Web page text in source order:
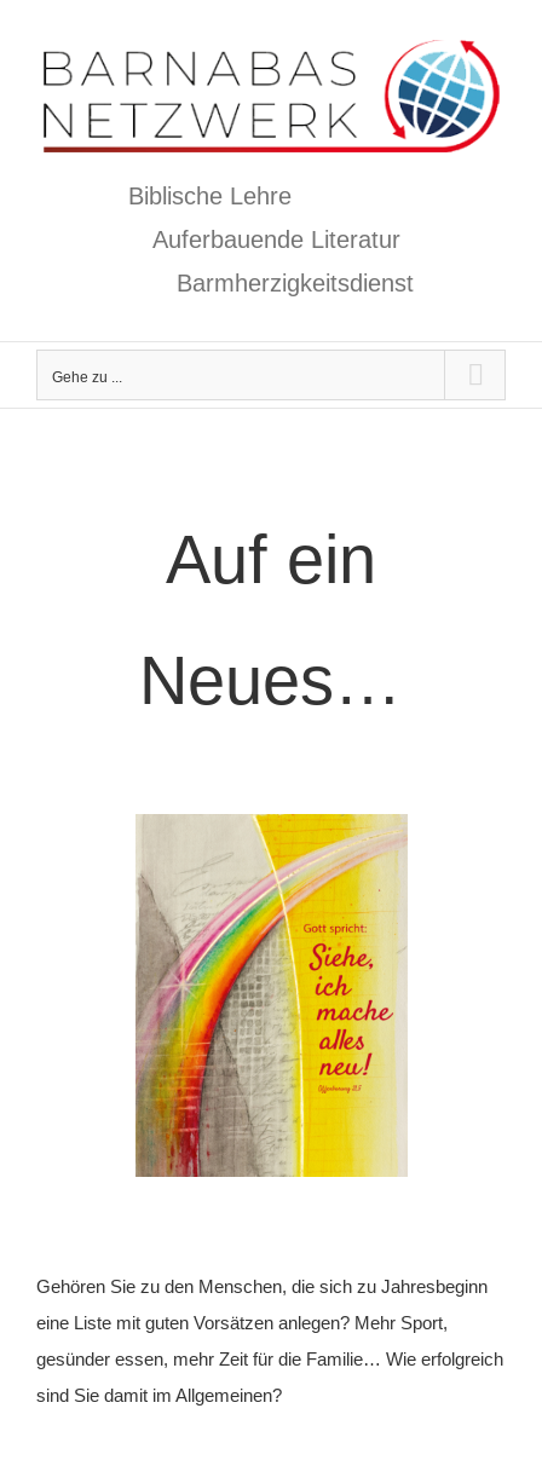
springen
Biblische Lehre
Auferbauende Literatur
Barmherzigkeitsdienst
Gehe zu ...
Auf ein
Neues…
Gehören Sie zu den Menschen, die sich zu Jahresbeginn
eine Liste mit guten Vorsätzen anlegen? Mehr Sport,
gesünder essen, mehr Zeit für die Familie… Wie erfolgreich
sind Sie damit im Allgemeinen?